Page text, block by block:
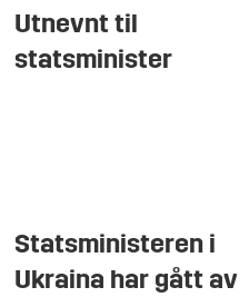
Utnevnt til
statsminister
Statsministeren i
Ukraina har gått av